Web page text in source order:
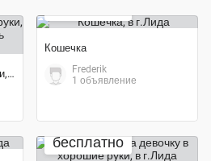
Отдам кошку в добрые руки, к лотку приучена, очень ласковая
Кошечка
Frederik
1 объявление
бесплатно